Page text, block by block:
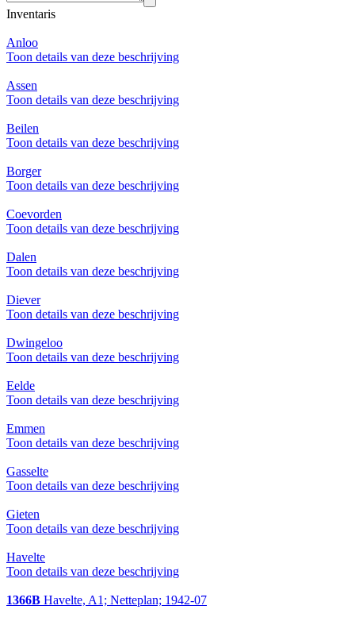
Inventaris
Anloo
Toon details van deze beschrijving
Assen
Toon details van deze beschrijving
Beilen
Toon details van deze beschrijving
Borger
Toon details van deze beschrijving
Coevorden
Toon details van deze beschrijving
Dalen
Toon details van deze beschrijving
Diever
Toon details van deze beschrijving
Dwingeloo
Toon details van deze beschrijving
Eelde
Toon details van deze beschrijving
Emmen
Toon details van deze beschrijving
Gasselte
Toon details van deze beschrijving
Gieten
Toon details van deze beschrijving
Havelte
Toon details van deze beschrijving
1366B Havelte, A1; Netteplan; 1942-07